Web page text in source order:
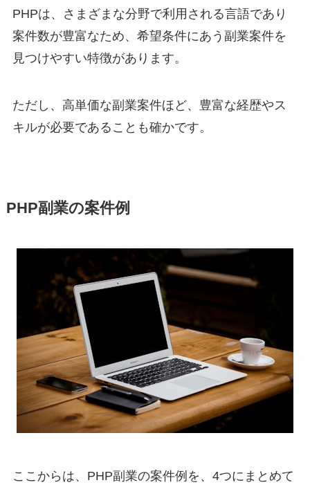
PHPは、さまざまな分野で利用される言語であり
案件数が豊富なため、希望条件にあう副業案件を
見つけやすい特徴があります。
ただし、高単価な副業案件ほど、豊富な経歴やス
キルが必要であることも確かです。
PHP副業の案件例
ここからは、PHP副業の案件例を、4つにまとめて